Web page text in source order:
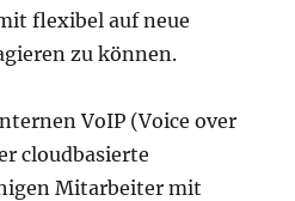
flexibel auf neue
zu können.
VoIP (Voice over
cloudbasierte
Mitarbeiter mit